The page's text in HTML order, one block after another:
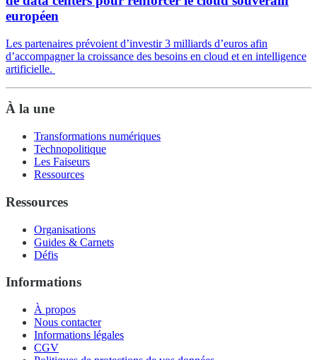
européen
Les partenaires prévoient d’investir 3 milliards d’euros afin
d’accompagner la croissance des besoins en cloud et en intelligence
artificielle.
À la une
Transformations numériques
Technopolitique
Les Faiseurs
Ressources
Ressources
Organisations
Guides & Carnets
Défis
Informations
À propos
Nous contacter
Informations légales
CGV